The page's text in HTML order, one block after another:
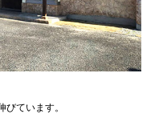
ています。